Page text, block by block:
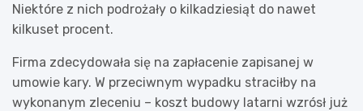
Niektóre z nich podrożały o kilkadziesiąt do nawet
kilkuset procent.
Firma zdecydowała się na zapłacenie zapisanej w
umowie kary. W przeciwnym wypadku straciłby na
wykonanym zleceniu – koszt budowy latarni wzrósł już